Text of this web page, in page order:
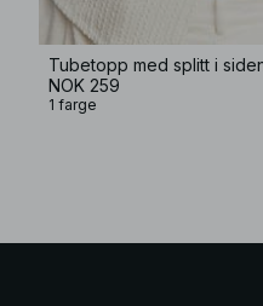
Tubetopp med splitt i
NOK 259
1 farge